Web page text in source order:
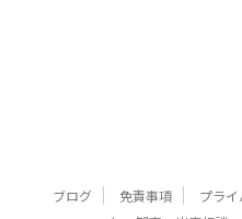
ブログ 免責事項 プラ